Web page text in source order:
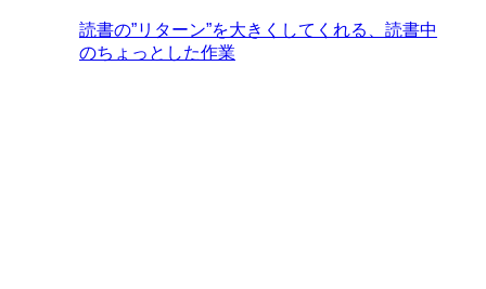
読書の”リターン”を大きくしてくれる、読書中
のちょっとした作業